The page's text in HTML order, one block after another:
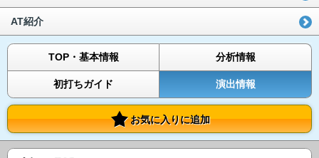
AT紹介
TOP・基本情報 分析情報
初打ちガイド 演出情報
お気に入りに追加